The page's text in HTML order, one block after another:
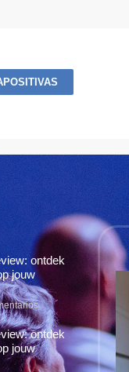
ontdek
jouw
ontdek
jouw